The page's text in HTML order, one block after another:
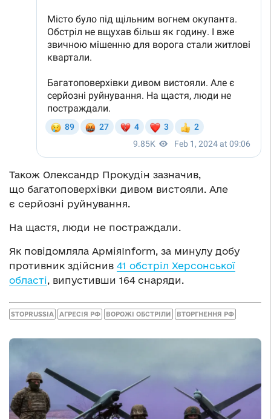
Також Олександр Прокудін зазначив,
що багатоповерхівки дивом вистояли. Але
є серйозні руйнування.
На щастя, люди не постраждали.
Як повідомляла АрміяInform, за минулу добу
противник здійснив 41 обстріл Херсонської
області, випустивши 164 снаряди.
STOPRUSSIA АГРЕСІЯ РФ ВОРОЖІ ОБСТРІЛИ ВТОРГНЕННЯ РФ